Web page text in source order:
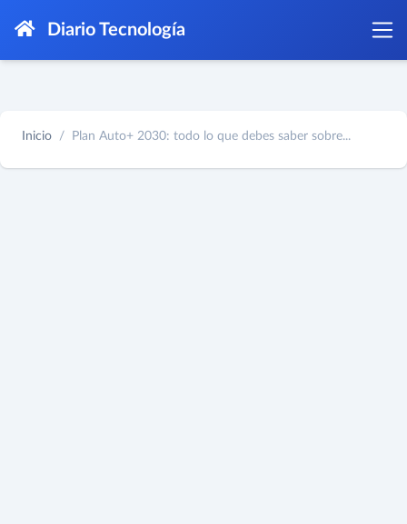
Diario Tecnología
Inicio Plan Auto+ 2030: todo lo que debes saber sobre...